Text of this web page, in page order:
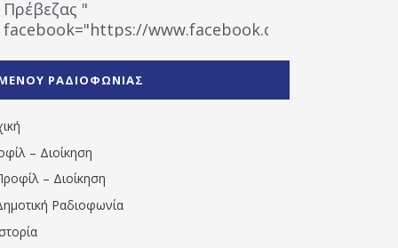
Πρέβεζας "
facebook="https://www.facebook.com/
1531194763766854/" artist="" ]
ΡΑΔΙΟΦΩΝΙΑΣ
– Διοίκηση
– Διοίκηση
Ραδιοφωνία